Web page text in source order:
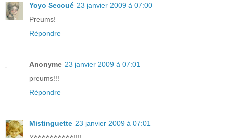
Yoyo Secoué 23 janvier 2009 à 07:00
Preums!
Répondre
Anonyme 23 janvier 2009 à 07:01
preums!!!
Répondre
Mistinguette 23 janvier 2009 à 07:01